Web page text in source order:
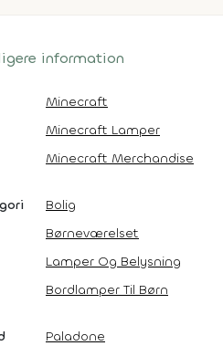
information
Minecraft
Minecraft Lamper
Minecraft Merchandise
Bolig
Børneværelset
Lamper Og Belysning
Bordlamper Til Børn
Paladone